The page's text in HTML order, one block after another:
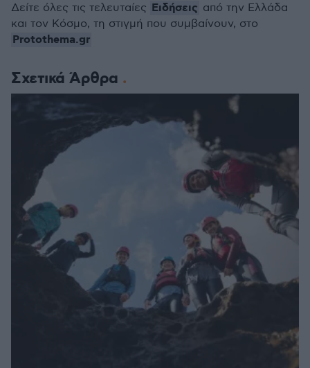
Σχετικά Άρθρα
Δείτε όλες τις τελευταίες Ειδήσεις από την Ελλάδα
και τον Κόσμο, τη στιγμή που συμβαίνουν, στο
Protothema.gr